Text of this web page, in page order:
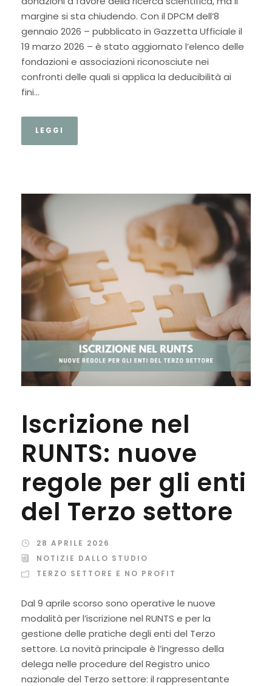
margine si sta chiudendo. Con il DPCM dell’8
gennaio 2026 – pubblicato in Gazzetta Ufficiale il
19 marzo 2026 – è stato aggiornato l’elenco delle
fondazioni e associazioni riconosciute nei
confronti delle quali si applica la deducibilità ai
fini...
LEGGI
Iscrizione nel
RUNTS: nuove
regole per gli enti
del Terzo settore
28 APRILE 2026
NOTIZIE DALLO STUDIO
TERZO SETTORE E NO PROFIT
Dal 9 aprile scorso sono operative le nuove
modalità per l’iscrizione nel RUNTS e per la
gestione delle pratiche degli enti del Terzo
settore. La novità principale è l’ingresso della
delega nelle procedure del Registro unico
nazionale del Terzo settore: il rappresentante